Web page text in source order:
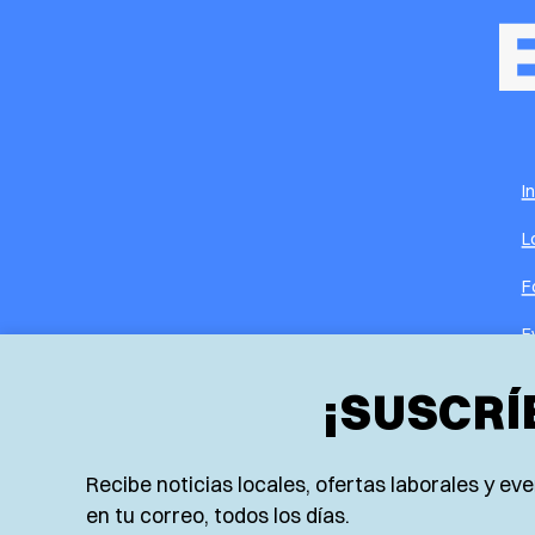
Recibe noticias locales, ofertas laborales y
en tu correo, todos los días.